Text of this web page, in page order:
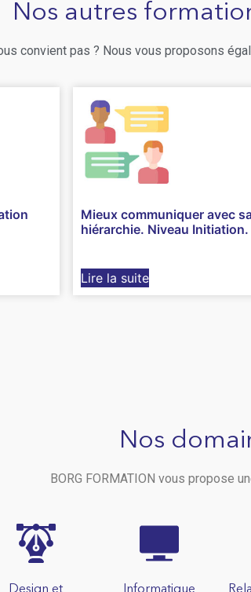
Nos autres
convient pas ? Nous vous proposons
Mieux communiquer avec
hiérarchie. Niveau Initiation.
Lire la suite
Nos
BORG FORMATION vous propose
Design et Informatique